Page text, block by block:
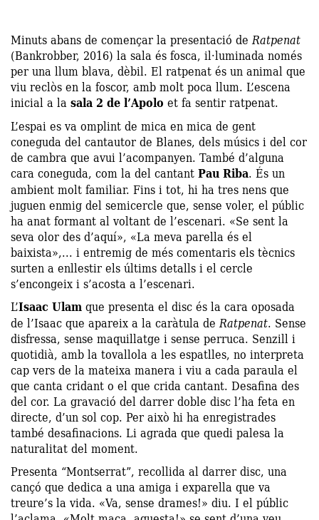
Minuts abans de començar la presentació deRatpenat
(Bankrobber, 2016) la sala és fosca, il·luminada només
per una llum blava, dèbil. El ratpenat és un animal que
viu reclòs en la foscor, amb molt poca llum. L’escena
inicial a lasala 2 de l’Apolo et fa sentir ratpenat.
L’espai es va omplint de mica en mica de gent
coneguda del cantautor de Blanes, dels músics i del cor
de cambra que avui l’acompanyen. També d’alguna
cara coneguda, com la del cantantPau Riba. És un
ambient molt familiar. Fins i tot, hi ha tres nens que
juguen enmig del semicercle que, sense voler, el públic
ha anat formant al voltant de l’escenari. «Se sent la
seva olor des d’aquí», «La meva parella és el
baixista»,... i entremig de més comentaris els tècnics
surten a enllestir els últims detalls i el cercle
s’encongeix i s’acosta a l’escenari.
L’Isaac Ulamque presenta el disc és la cara oposada
de l’Isaac que apareix a la caràtula deRatpenat. Sense
disfressa, sense maquillatge i sense perruca. Senzill i
quotidià, amb la tovallola a les espatlles, no interpreta
cap vers de la mateixa manera i viu a cada paraula el
que canta cridant o el que crida cantant. Desafina des
del cor. La gravació del darrer doble disc l’ha feta en
directe, d’un sol cop. Per això hi ha enregistrades
també desafinacions. Li agrada que quedi palesa la
naturalitat del moment.
Presenta “Montserrat”, recollida al darrer disc, una
cançó que dedica a una amiga i exparella que va
treure’s la vida. «Va, sense drames!» diu. I el públic